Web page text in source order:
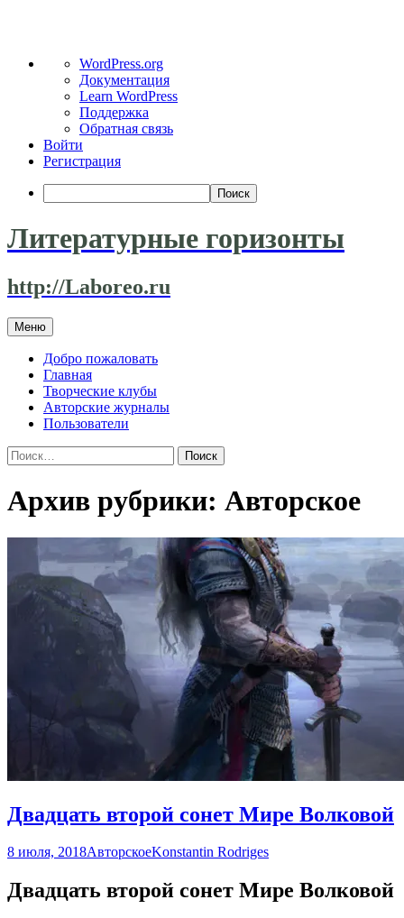
WordPress
WordPress.org
Документация
Learn WordPress
Поддержка
Обратная связь
Войти
Регистрация
Поиск
Литературные горизонты
http://Laboreo.ru
Меню Перейти
к
содержимому
Добро пожаловать
Главная
Творческие клубы
Авторские журналы
Пользователи
Найти:
Архив рубрики: Авторское
Двадцать второй сонет Мире Волковой
8 июля, 2018АвторскоеKonstantin Rodriges
Двадцать второй сонет Мире Волковой